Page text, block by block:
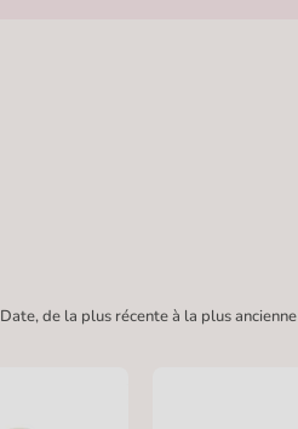
Date, de la plus récente à la plus ancienne